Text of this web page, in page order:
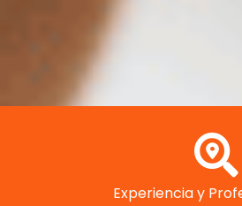
Experiencia y